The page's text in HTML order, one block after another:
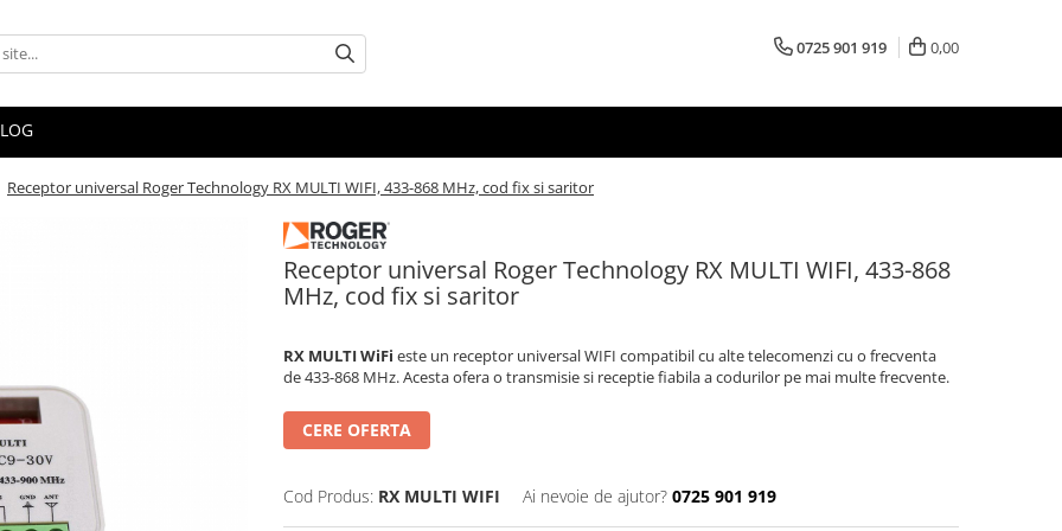
0725 901 919 0,00
Receptor universal Roger Technology RX MULTI WIFI, 433-868 MHz, cod fix si saritor
Receptor universal Roger Technology RX MULTI WIFI, 433-868
MHz, cod fix si saritor
RX MULTI WiFi este un receptor universal WIFI compatibil cu alte telecomenzi cu o frecventa
de 433-868 MHz. Acesta ofera o transmisie si receptie fiabila a codurilor pe mai multe frecvente.
CERE OFERTA
Cod Produs: RX MULTI WIFI Ai nevoie de ajutor? 0725 901 919